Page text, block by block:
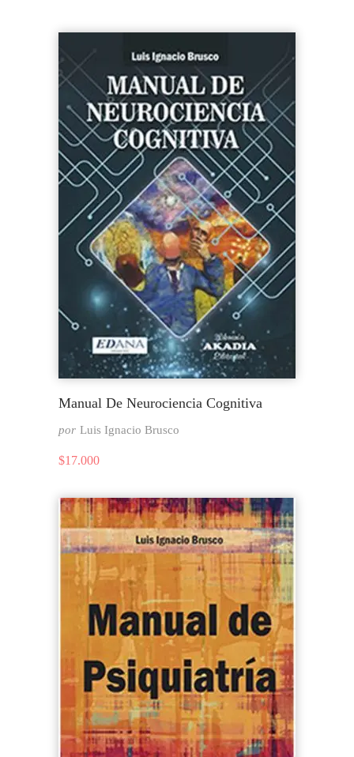
Manual De Neurociencia Cognitiva
por Luis Ignacio Brusco
$17.000